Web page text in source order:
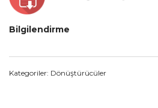
Bilgilendirme
Kategoriler: Dönüştürücüler